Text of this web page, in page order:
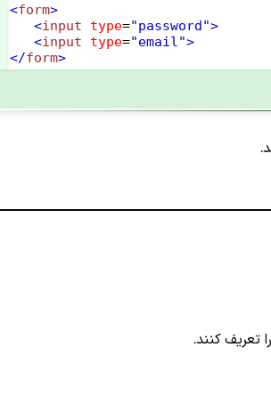
<form>
<input type="password">
<input type="email">
</form>
تعریف کنند.